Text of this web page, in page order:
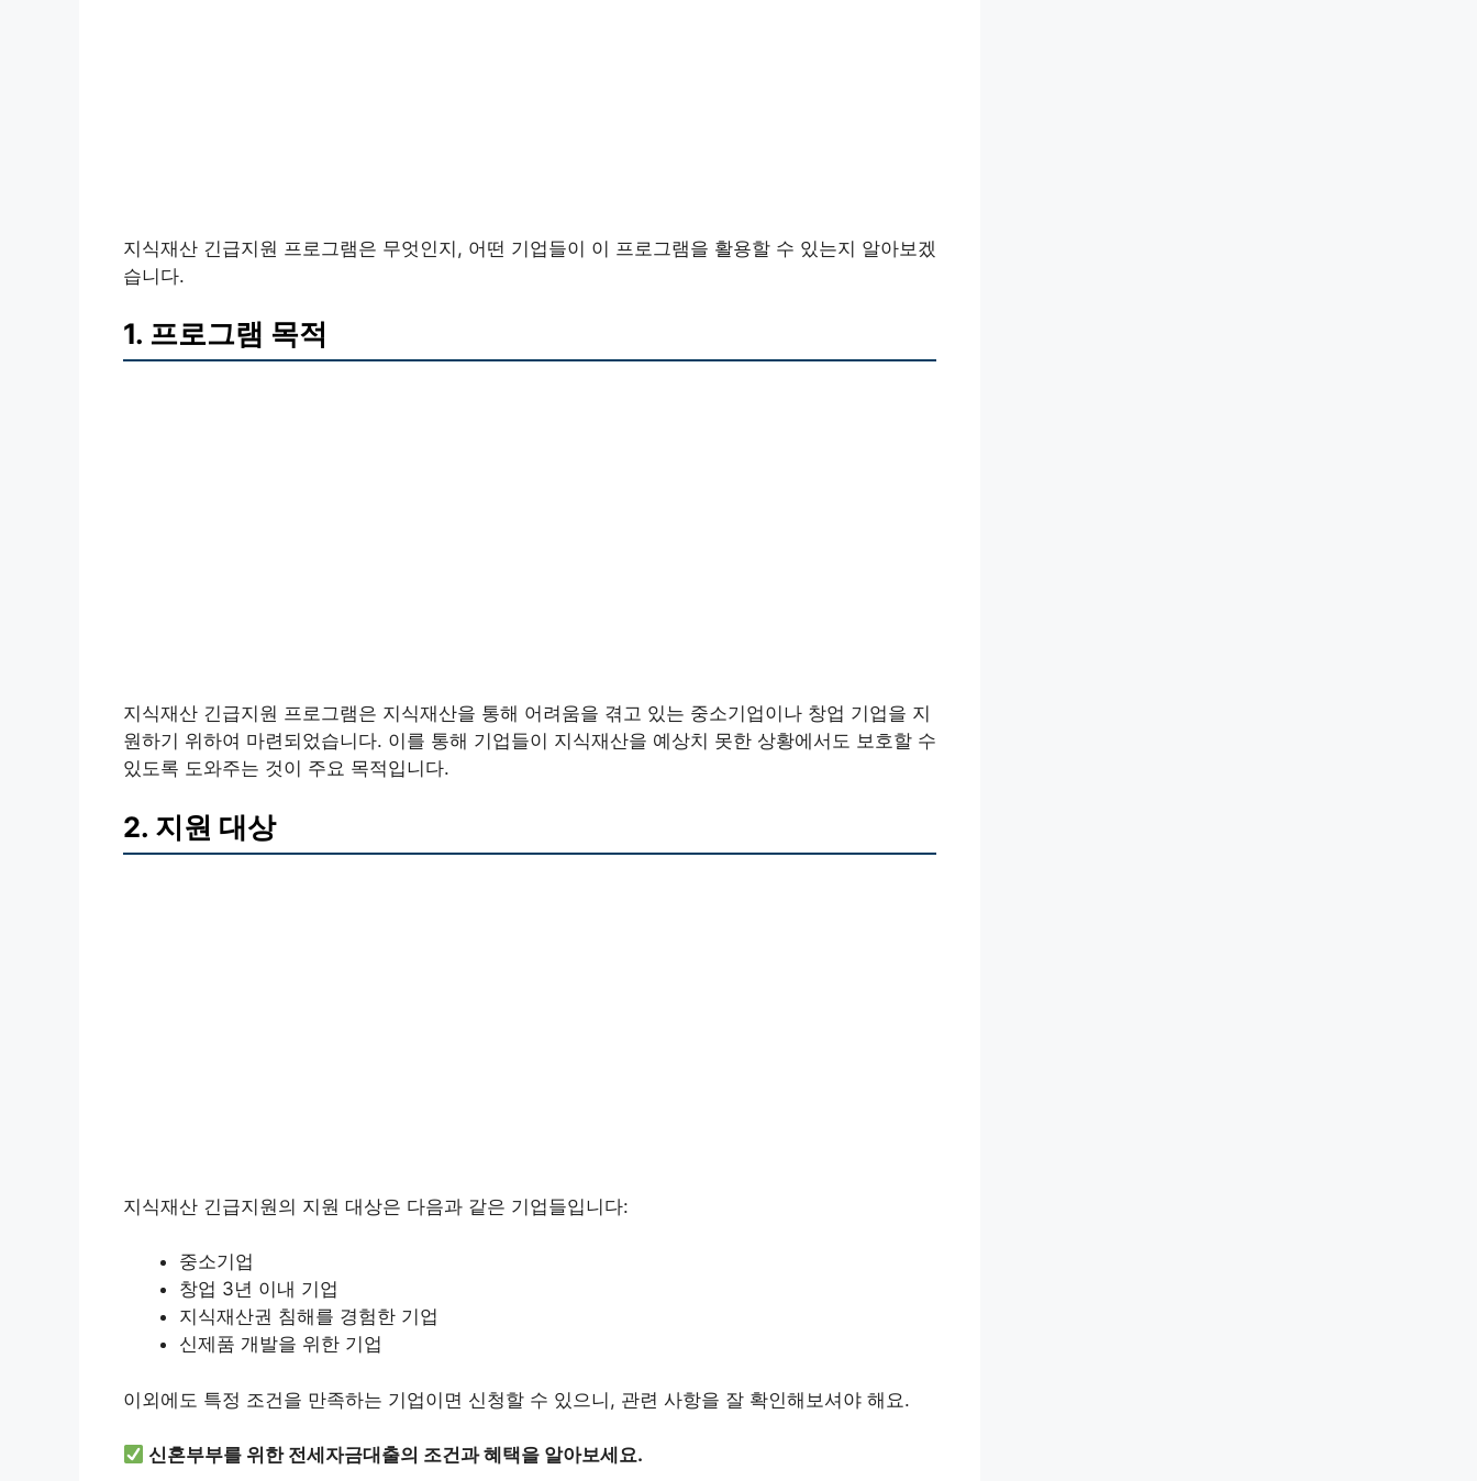
지식재산 긴급지원 프로그램은 무엇인지, 어떤 기업들이 이 프로그램을 활용할 수 있는지 알아보겠
습니다.
1. 프로그램 목적
지식재산 긴급지원 프로그램은 지식재산을 통해 어려움을 겪고 있는 중소기업이나 창업 기업을 지
원하기 위하여 마련되었습니다. 이를 통해 기업들이 지식재산을 예상치 못한 상황에서도 보호할 수
있도록 도와주는 것이 주요 목적입니다.
2. 지원 대상
지식재산 긴급지원의 지원 대상은 다음과 같은 기업들입니다:
중소기업
창업 3년 이내 기업
지식재산권 침해를 경험한 기업
신제품 개발을 위한 기업
이외에도 특정 조건을 만족하는 기업이면 신청할 수 있으니, 관련 사항을 잘 확인해보셔야 해요.
신혼부부를 위한 전세자금대출의 조건과 혜택을 알아보세요.